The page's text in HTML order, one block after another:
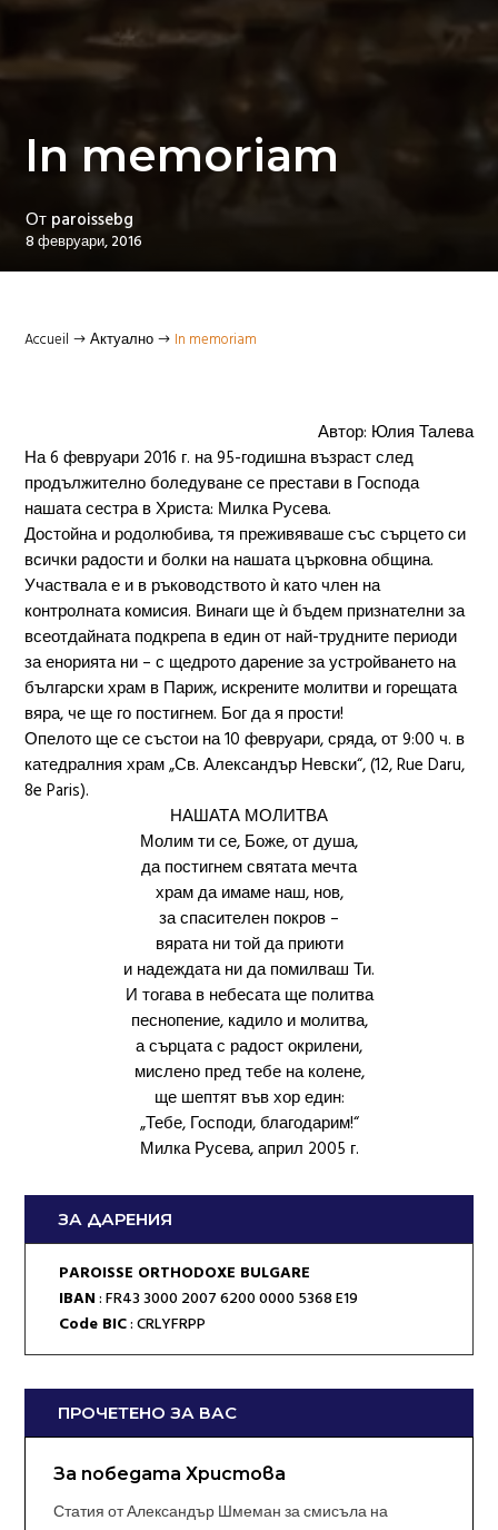
In memoriam
От paroissebg
8 февруари, 2016
Accueil $ Актуално $ In memoriam
Автор: Юлия Талева
На 6 февруари 2016 г. на 95-годишна възраст след
продължително боледуване се престави в Господа
нашата сестра в Христа: Милка Русева.
Достойна и родолюбива, тя преживяваше със сърцето си
всички радости и болки на нашата църковна община.
Участвала е и в ръководството ѝ като член на
контролната комисия. Винаги ще ѝ бъдем признателни за
всеотдайната подкрепа в един от най-трудните периоди
за енорията ни – с щедрото дарение за устройването на
български храм в Париж, искрените молитви и горещата
вяра, че ще го постигнем. Бог да я прости!
Опелото ще се състои на 10 февруари, сряда, от 9:00 ч. в
катедралния храм „Св. Александър Невски“, (12, Rue Daru,
8e Paris).
НАШАТА МОЛИТВА
Молим ти се, Боже, от душа,
да постигнем святата мечта
храм да имаме наш, нов,
за спасителен покров –
вярата ни той да приюти
и надеждата ни да помилваш Ти.
И тогава в небесата ще политва
песнопение, кадило и молитва,
а сърцата с радост окрилени,
мислено пред тебе на колене,
ще шептят във хор един:
„Тебе, Господи, благодарим!“
Милка Русева, април 2005 г.
ЗА ДАРЕНИЯ
PAROISSE ORTHODOXE BULGARE
IBAN : FR43 3000 2007 6200 0000 5368 E19
Code BIC: CRLYFRPP
ПРОЧЕТЕНО ЗА ВАС
За победата Христова
Статия от Александър Шмеман за смисъла на